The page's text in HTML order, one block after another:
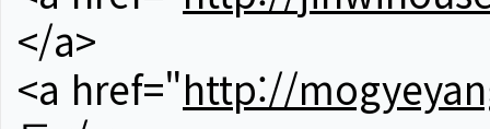
</a>
<a href="http://